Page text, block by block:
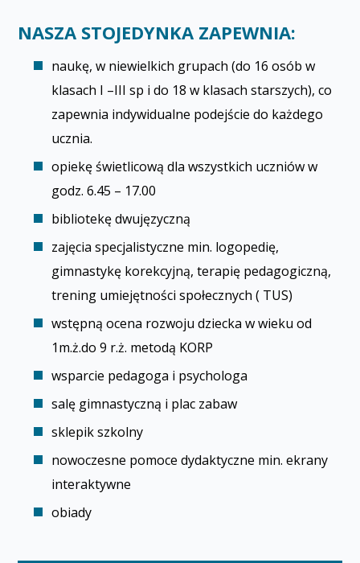
NASZA STOJEDYNKA ZAPEWNIA:
naukę, w niewielkich grupach (do 16 osób w
klasach I –III sp i do 18 w klasach starszych), co
zapewnia indywidualne podejście do każdego
ucznia.
opiekę świetlicową dla wszystkich uczniów w
godz. 6.45 – 17.00
bibliotekę dwujęzyczną
zajęcia specjalistyczne min. logopedię,
gimnastykę korekcyjną, terapię pedagogiczną,
trening umiejętności społecznych ( TUS)
wstępną ocena rozwoju dziecka w wieku od
1m.ż.do 9 r.ż. metodą KORP
wsparcie pedagoga i psychologa
salę gimnastyczną i plac zabaw
sklepik szkolny
nowoczesne pomoce dydaktyczne min. ekrany
interaktywne
obiady